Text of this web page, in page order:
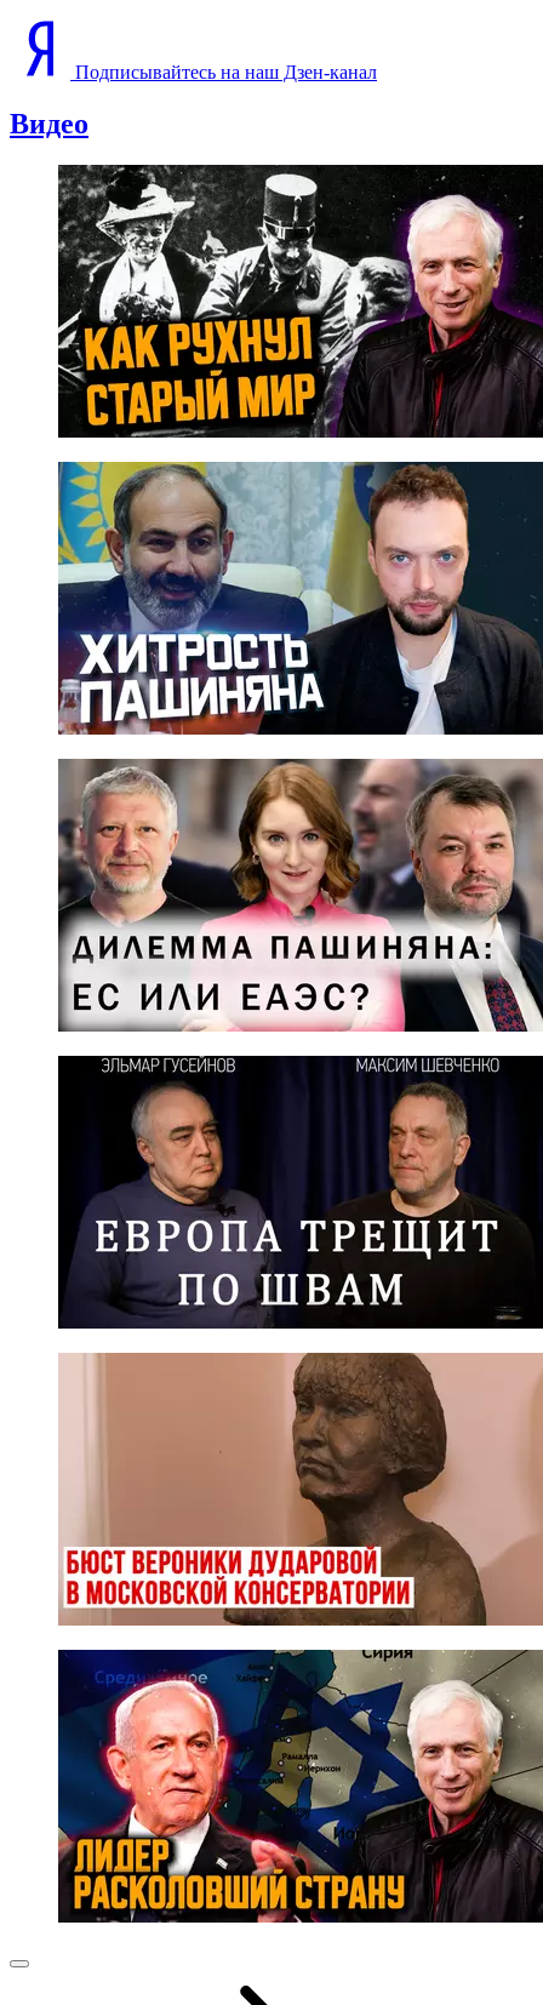
Подписывайтесь на наш Дзен-канал
Видео